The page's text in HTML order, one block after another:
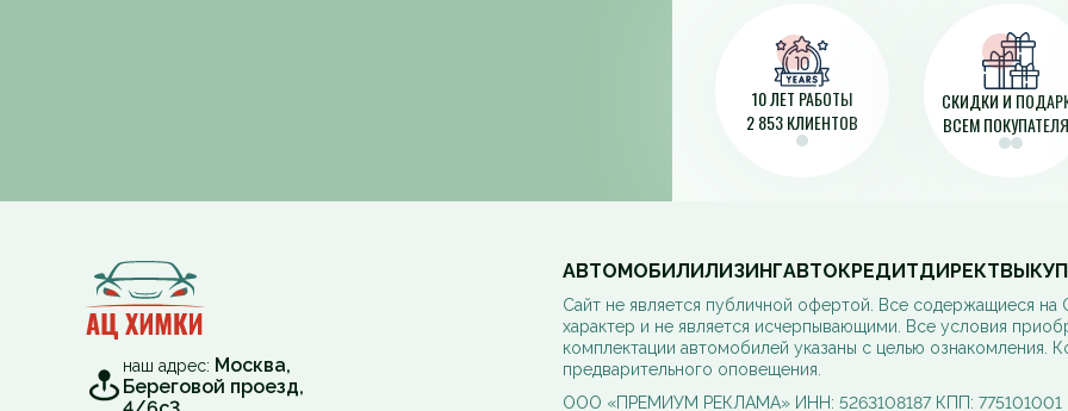
10 ЛЕТ РАБОТЫ
2 853 КЛИЕНТОВ
СКИДКИ И
ВСЕМ
наш адрес: Москва,
Береговой проезд,
АВТОМОБИЛИЛИЗИНГАВТОКРЕДИТДИРЕКТВЫКУП
Cайт не является публичной офертой. Все содержащиеся
характер и не является исчерпывающими. Все условия
комплектации автомобилей указаны с целью ознакомления.
предварительного оповещения.
ООО «ПРЕМИУМ РЕКЛАМА» ИНН: 5263108187 КПП: 775101001